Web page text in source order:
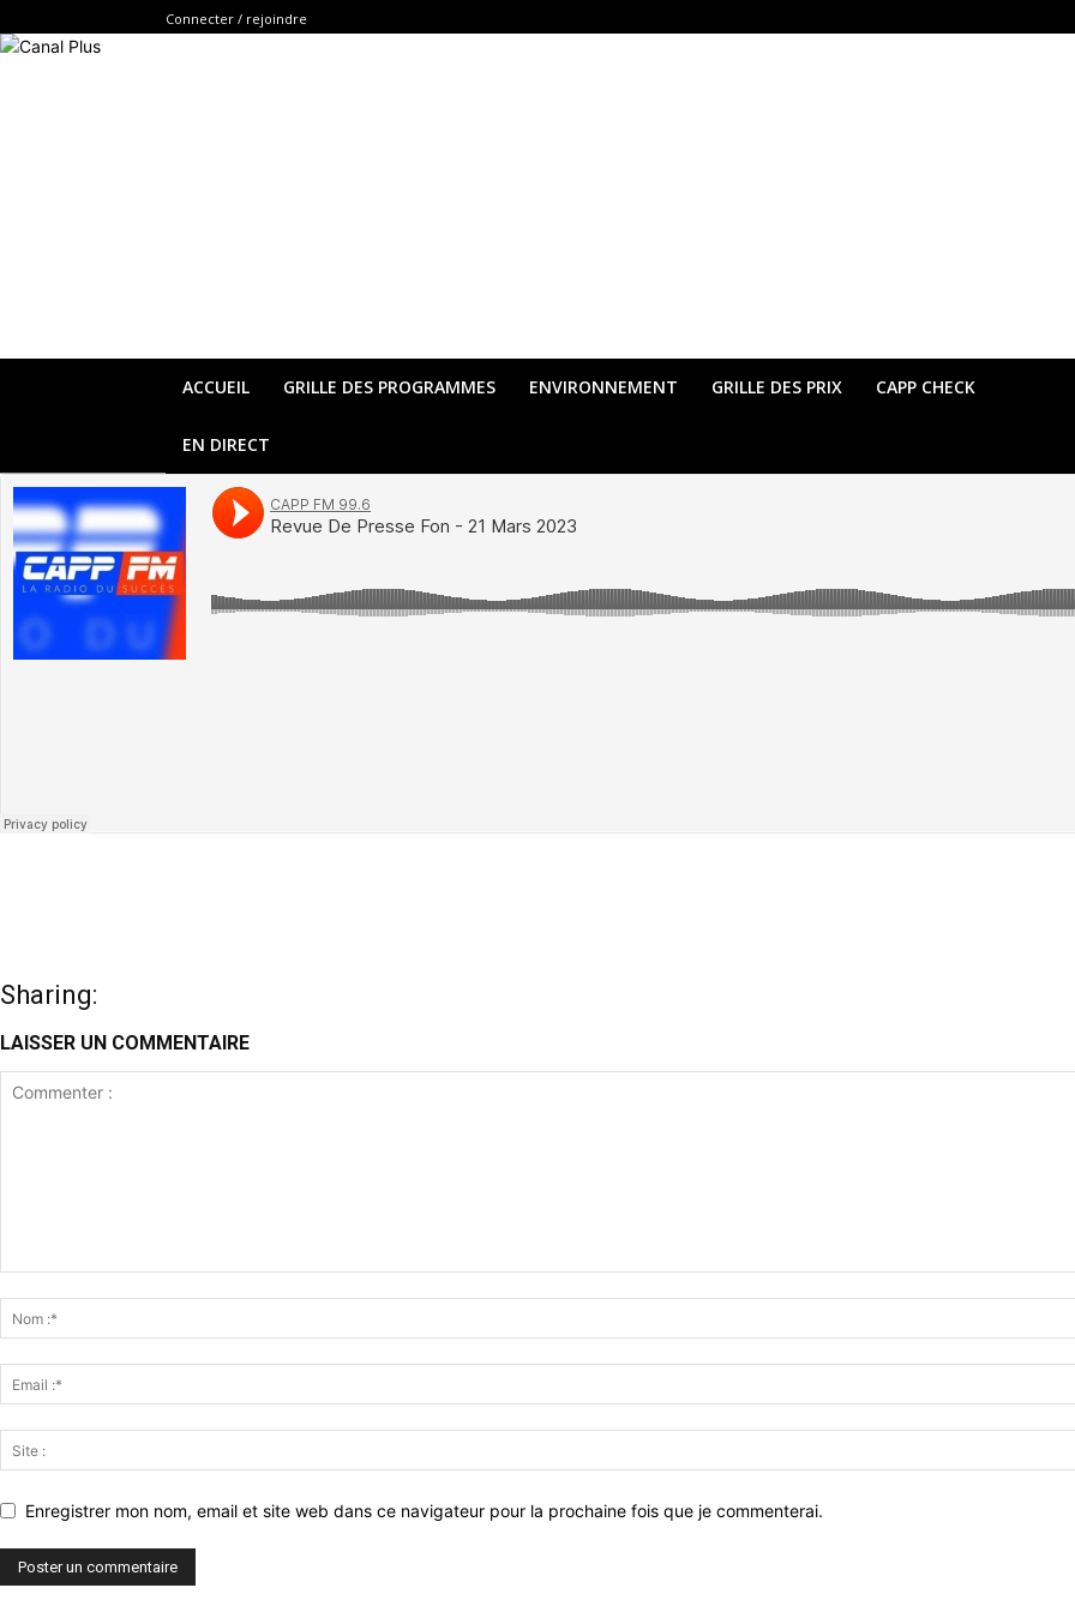
Connecter / rejoindre
ACCUEIL GRILLE DES PROGRAMMES ENVIRONNEMENT GRILLE DES PRIX CAPP CHECK
EN DIRECT
Sharing:
LAISSER UN COMMENTAIRE
Enregistrer mon nom, email et site web dans ce navigateur pour la prochaine fois que je commenterai.